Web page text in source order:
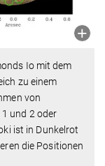
Io mit dem
zu einem
von
und 2 oder
ist in Dunkelrot
die Positionen